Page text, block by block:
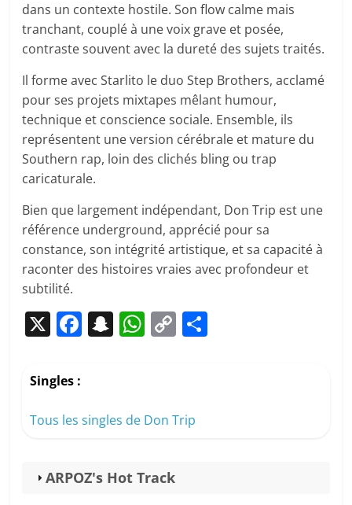
dans un contexte hostile. Son flow calme mais
tranchant, couplé à une voix grave et posée,
contraste souvent avec la dureté des sujets traités.
Il forme avec Starlito le duo Step Brothers, acclamé
pour ses projets mixtapes mêlant humour,
technique et conscience sociale. Ensemble, ils
représentent une version cérébrale et mature du
Southern rap, loin des clichés bling ou trap
caricaturale.
Bien que largement indépendant, Don Trip est une
référence underground, apprécié pour sa
constance, son intégrité artistique, et sa capacité à
raconter des histoires vraies avec profondeur et
subtilité.
X F
b
o
S
c
at
W
A
p
C
Li
Singles :
Tous les singles de Don Trip
ARPOZ's Hot Track